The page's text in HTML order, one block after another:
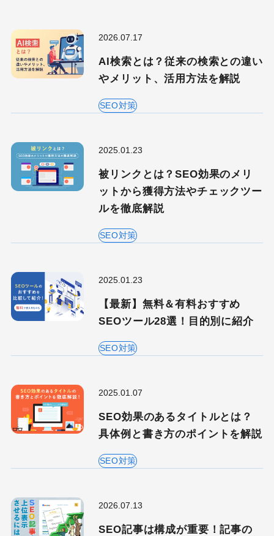
2026.07.17
AI検索とは？従来の検索との違い
やメリット、活用方法を解説
SEO対策
2025.01.23
被リンクとは？SEO効果のメリ
ットから獲得方法やチェックツー
ルを徹底解説
SEO対策
2025.01.23
【最新】無料＆有料おすすめ
SEOツール28選！目的別に紹介
SEO対策
2025.01.07
SEO効果のあるタイトルとは？
具体例と書き方のポイントを解説
SEO対策
2026.07.13
SEO記事は構成が重要！記事の